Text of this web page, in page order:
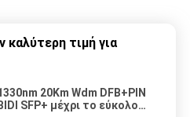
τιμή για
20Km Wdm DFB+PIN
SFP+ μέχρι το εύκολο